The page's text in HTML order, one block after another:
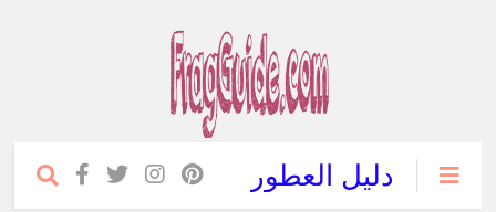
دليل العطور